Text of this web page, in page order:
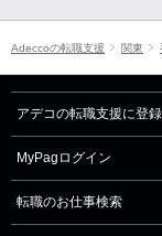
Adeccoの転職支援 関東
アデコの転職支援に登録
MyPagログイン
転職のお仕事検索